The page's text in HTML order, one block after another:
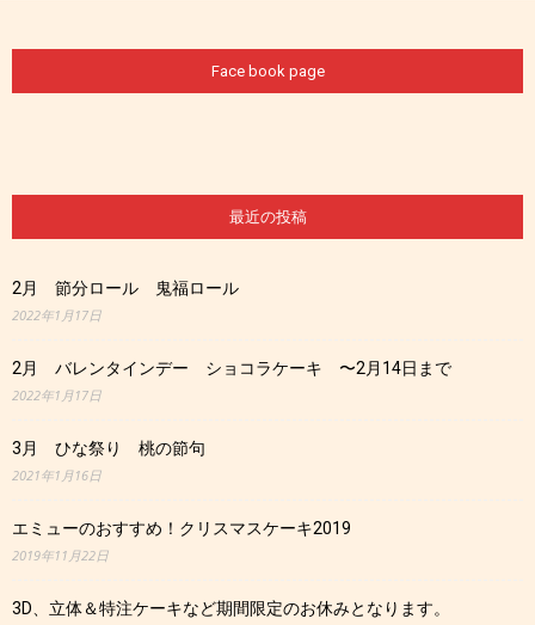
Face book page
最近の投稿
2月 節分ロール 鬼福ロール
2022年1月17日
2月 バレンタインデー ショコラケーキ 〜2月14日まで
2022年1月17日
3月 ひな祭り 桃の節句
2021年1月16日
エミューのおすすめ！クリスマスケーキ2019
2019年11月22日
3D、立体＆特注ケーキなど期間限定のお休みとなります。